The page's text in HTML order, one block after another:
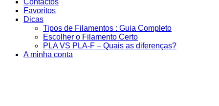
Contactos
Favoritos
Dicas
Tipos de Filamentos : Guia Completo
Escolher o Filamento Certo
PLA VS PLA-F – Quais as diferenças?
A minha conta